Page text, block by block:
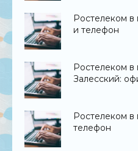
Ростелеком
и телефон
Ростелеком в
Залесский:
Ростелеком
телефон